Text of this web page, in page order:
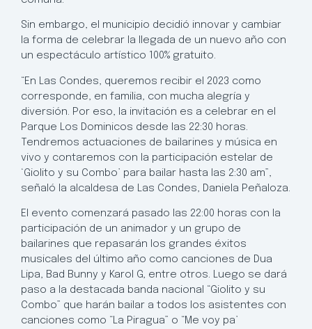
Sin embargo, el municipio decidió innovar y cambiar
la forma de celebrar la llegada de un nuevo año con
un espectáculo artístico 100% gratuito.
“En Las Condes, queremos recibir el 2023 como
corresponde, en familia, con mucha alegría y
diversión. Por eso, la invitación es a celebrar en el
Parque Los Dominicos desde las 22:30 horas.
Tendremos actuaciones de bailarines y música en
vivo y contaremos con la participación estelar de
‘Giolito y su Combo’ para bailar hasta las 2:30 am”,
señaló la alcaldesa de Las Condes, Daniela Peñaloza.
El evento comenzará pasado las 22:00 horas con la
participación de un animador y un grupo de
bailarines que repasarán los grandes éxitos
musicales del último año como canciones de Dua
Lipa, Bad Bunny y Karol G, entre otros. Luego se dará
paso a la destacada banda nacional “Giolito y su
Combo” que harán bailar a todos los asistentes con
canciones como “La Piragua” o “Me voy pa’